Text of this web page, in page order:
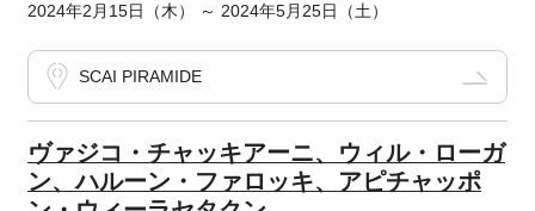
2024年2月15日（木） ～ 2024年5月25日（土）
SCAI PIRAMIDE
ヴァジコ・チャッキアーニ、ウィル・ローガ
ン、ハルーン・ファロッキ、アピチャッポ